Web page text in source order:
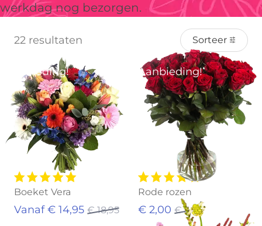
werkdag nog bezorgen.
22 resultaten Sorteer
Aanbieding!
Boeket Vera
Vanaf € 14,95 € 18,95
Aanbieding!
Rode rozen
€ 2,00 € 3,95